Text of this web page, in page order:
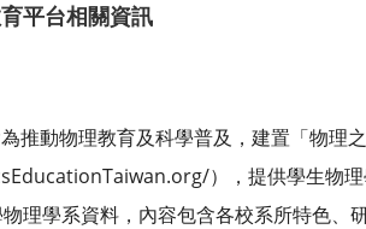
平台相關資訊
推動物理教育及科學普及，建置「物理
），提供學生物理
理學系資料，內容包含各校系所特色